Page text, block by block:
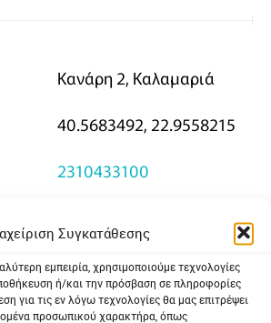
Συγκατάθεσης
εμπειρία, χρησιμοποιούμε τεχνολογίες
ή/και την πρόσβαση σε πληροφορίες
για τις εν λόγω τεχνολογίες θα μας επιτρέψει
προσωπικού χαρακτήρα, όπως
Κανάρη 2, Καλαμαριά
40.5683492, 22.9558215
2310433100
διαδρομής μου